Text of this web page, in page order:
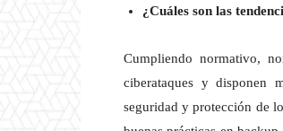
¿Cuáles son las
Cumpliendo normativo,
ciberataques y disponen
seguridad y protección de